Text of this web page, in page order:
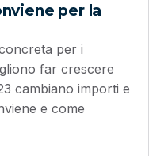
per la
per i
far crescere
cambiano importi e
e come